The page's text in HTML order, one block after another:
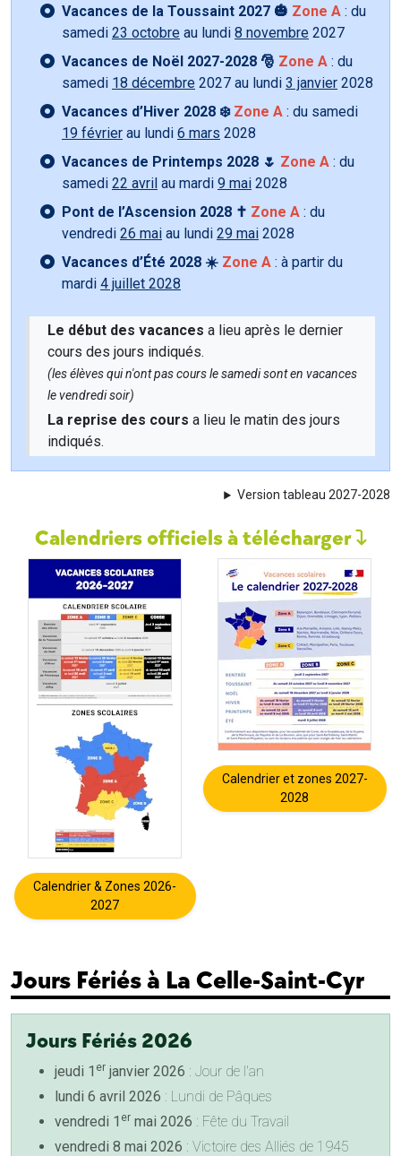
Vacances de la Toussaint 2027 🎃 Zone A : du
samedi 23 octobre au lundi 8 novembre 2027
Vacances de Noël 2027-2028 🎅 Zone A : du
samedi 18 décembre 2027 au lundi 3 janvier 2028
Vacances d’Hiver 2028 ❄️ Zone A : du samedi
19 février au lundi 6 mars 2028
Vacances de Printemps 2028 🌷 Zone A : du
samedi 22 avril au mardi 9 mai 2028
Pont de l’Ascension 2028 ✝️ Zone A : du
vendredi 26 mai au lundi 29 mai 2028
Vacances d’Été 2028 ☀️ Zone A : à partir du
mardi 4 juillet 2028
Le début des vacances a lieu après le dernier
cours des jours indiqués.
(les élèves qui n'ont pas cours le samedi sont en vacances
le vendredi soir)
La reprise des cours a lieu le matin des jours
indiqués.
Version tableau 2027-2028
Calendriers officiels à télécharger
Calendrier & Zones 2026-
2027
Calendrier et zones 2027-
2028
Jours Fériés à La Celle-Saint-Cyr
Jours Fériés 2026
jeudi 1 er janvier 2026 : Jour de l'an
lundi 6 avril 2026 : Lundi de Pâques
vendredi 1 er mai 2026 : Fête du Travail
vendredi 8 mai 2026 : Victoire des Alliés de 1945